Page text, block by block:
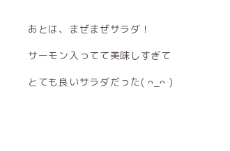
あとは、まぜまぜサラダ！
サーモン入ってて美味しすぎて
とても良いサラダだった( ᴖ_ᴖ )‎